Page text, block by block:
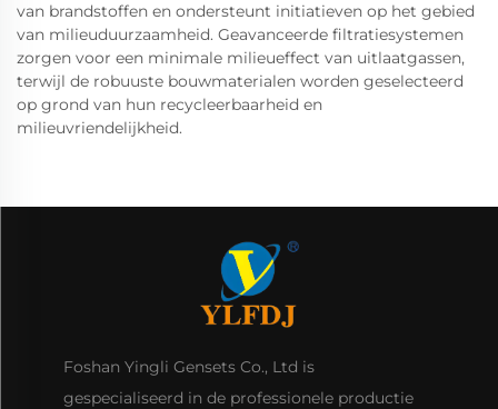
van brandstoffen en ondersteunt initiatieven op het gebied
van milieuduurzaamheid. Geavanceerde filtratiesystemen
zorgen voor een minimale milieueffect van uitlaatgassen,
terwijl de robuuste bouwmaterialen worden geselecteerd
op grond van hun recycleerbaarheid en
milieuvriendelijkheid.
Foshan Yingli Gensets Co., Ltd is
gespecialiseerd in de professionele productie